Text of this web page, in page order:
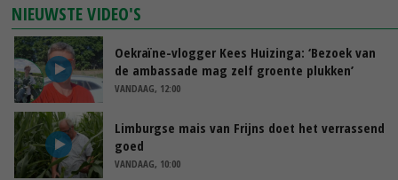
NIEUWSTE VIDEO'S
Oekraïne-vlogger Kees Huizinga: ‘Bezoek van
de ambassade mag zelf groente plukken’
VANDAAG, 12:00
Limburgse mais van Frijns doet het verrassend
goed
VANDAAG, 10:00